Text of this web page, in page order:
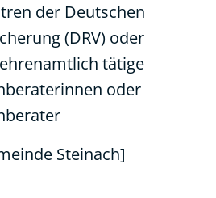
der Deutschen
(DRV) oder
tätige
oder
Steinach]